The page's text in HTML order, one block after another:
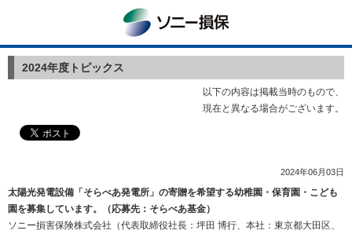
2024年度トピックス
以下の内容は掲載当時のもので、
現在と異なる場合がございます。
2024年06月03日
太陽光発電設備「そらべあ発電所」の寄贈を希望する幼稚園・保育園・こども
園を募集しています。（応募先：そらべあ基金）
ソニー損害保険株式会社（代表取締役社長：坪田 博行、本社：東京都大田区、